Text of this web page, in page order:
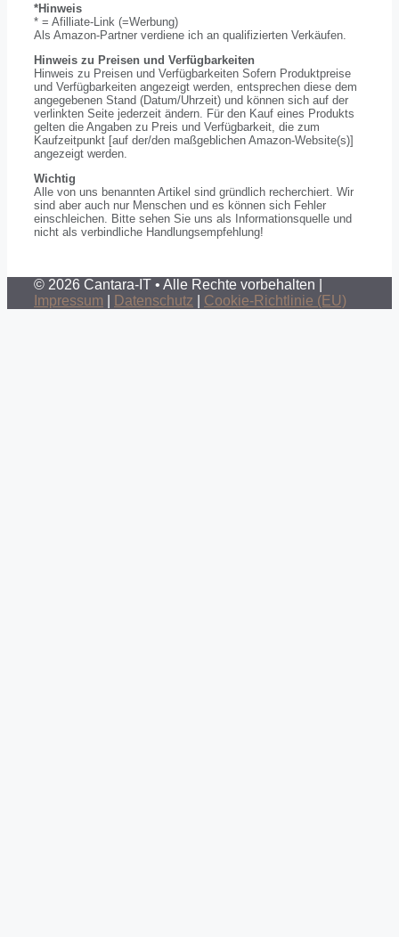
*Hinweis
* = Afilliate-Link (=Werbung)
Als Amazon-Partner verdiene ich an qualifizierten Verkäufen.
Hinweis zu Preisen und Verfügbarkeiten
Hinweis zu Preisen und Verfügbarkeiten Sofern Produktpreise
und Verfügbarkeiten angezeigt werden, entsprechen diese dem
angegebenen Stand (Datum/Uhrzeit) und können sich auf der
verlinkten Seite jederzeit ändern. Für den Kauf eines Produkts
gelten die Angaben zu Preis und Verfügbarkeit, die zum
Kaufzeitpunkt [auf der/den maßgeblichen Amazon-Website(s)]
angezeigt werden.
Wichtig
Alle von uns benannten Artikel sind gründlich recherchiert. Wir
sind aber auch nur Menschen und es können sich Fehler
einschleichen. Bitte sehen Sie uns als Informationsquelle und
nicht als verbindliche Handlungsempfehlung!
© 2026 Cantara-IT • Alle Rechte vorbehalten |
Impressum
Datenschutz Cookie-Richtlinie (EU)